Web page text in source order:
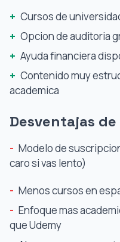
+ Cursos de
+ Opcion de auditoria
+ Ayuda financiera
+ Contenido muy
academica
Desventajas de
- Modelo de
caro si vas lento)
- Menos cursos en
- Enfoque mas
que Udemy